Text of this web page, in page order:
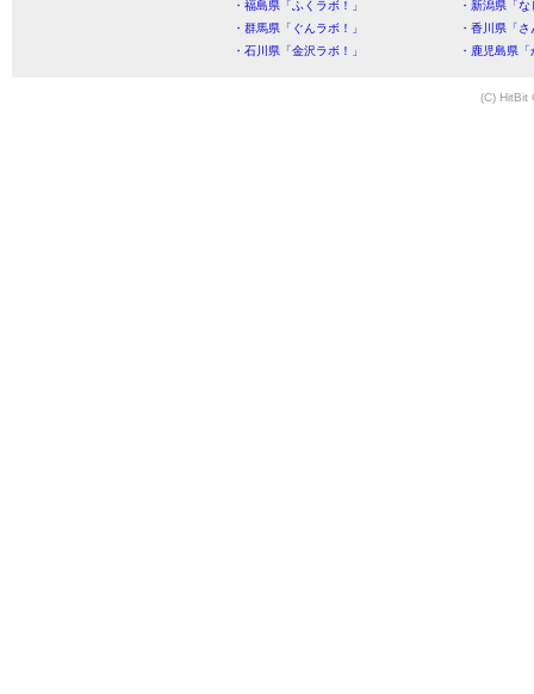
・福島県「ふくラボ！」
・新潟県「
・群馬県「ぐんラボ！」
・香川県「
・石川県「金沢ラボ！」
・鹿児島県
(C) HitBit